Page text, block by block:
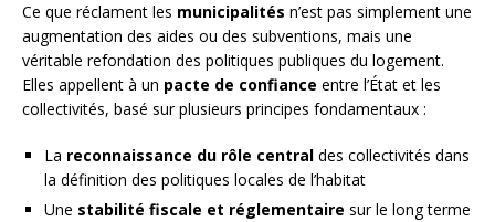
Ce que réclament les municipalités n’est pas simplement une
augmentation des aides ou des subventions, mais une
véritable refondation des politiques publiques du logement.
Elles appellent à un pacte de confiance entre l’État et les
collectivités, basé sur plusieurs principes fondamentaux :
La reconnaissance du rôle central des collectivités dans
la définition des politiques locales de l’habitat
Une stabilité fiscale et réglementaire sur le long terme